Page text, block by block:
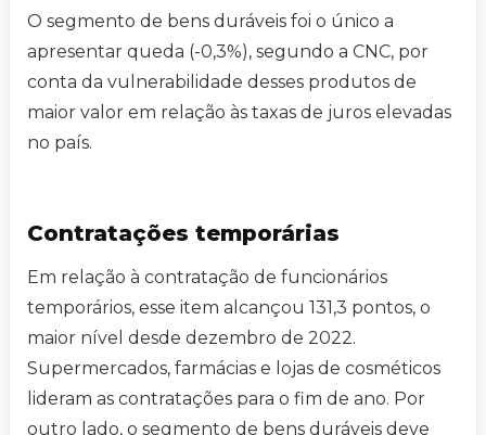
O segmento de bens duráveis foi o único a
apresentar queda (-0,3%), segundo a CNC, por
conta da vulnerabilidade desses produtos de
maior valor em relação às taxas de juros elevadas
no país.
Contratações temporárias
Em relação à contratação de funcionários
temporários, esse item alcançou 131,3 pontos, o
maior nível desde dezembro de 2022.
Supermercados, farmácias e lojas de cosméticos
lideram as contratações para o fim de ano. Por
outro lado, o segmento de bens duráveis deve